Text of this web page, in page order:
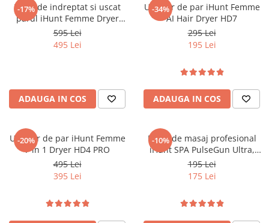
-17%
Placă de indreptat si uscat
parul iHunt Femme Dryer
Straightener HC2
595 Lei
495 Lei
ADAUGA IN COS
-34%
Uscator de par iHunt Femme
AI Hair Dryer HD7
295 Lei
195 Lei
ADAUGA IN COS
-20%
Uscator de par iHunt Femme
7 in 1 Dryer HD4 PRO
495 Lei
395 Lei
-10%
Pistol de masaj profesional
iHunt SPA PulseGun Ultra,
Percuție profundă, Masaj
muscular
195 Lei
175 Lei